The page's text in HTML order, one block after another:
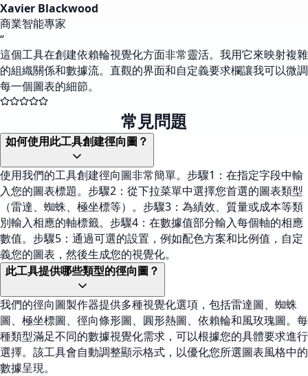
Xavier Blackwood
商業智能專家
“
這個工具在創建依賴輪視覺化方面非常靈活。我用它來映射複雜
的組織關係和數據流。直觀的界面和自定義要求欄讓我可以微調
每一個圖表的細節。
常見問題
如何使用此工具創建徑向圖？
使用我們的工具創建徑向圖非常簡單。步驟1：在指定字段中輸
入您的圖表標題。步驟2：從下拉菜單中選擇您首選的圖表類型
（雷達、蜘蛛、極坐標等）。步驟3：為績效、質量或成本等類
別輸入相應的軸標籤。步驟4：在數據值部分輸入每個軸的相應
數值。步驟5：通過可選的設置，例如配色方案和比例值，自定
義您的圖表，然後生成您的視覺化。
此工具提供哪些類型的徑向圖？
我們的徑向圖製作器提供多種視覺化選項，包括雷達圖、蜘蛛
圖、極坐標圖、徑向條形圖、圓形熱圖、依賴輪和風玫瑰圖。每
種類型滿足不同的數據視覺化需求，可以根據您的具體要求進行
選擇。該工具會自動調整顯示格式，以優化您所選圖表風格中的
數據呈現。